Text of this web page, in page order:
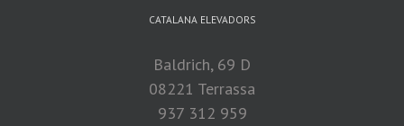
CATALANA ELEVADORS
Baldrich, 69 D
08221 Terrassa
937 312 959